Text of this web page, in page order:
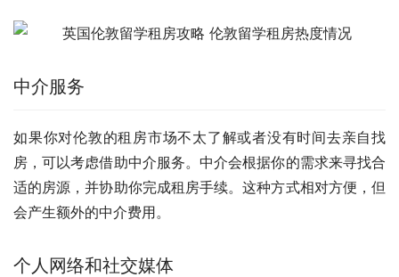
中介服务
如果你对伦敦的租房市场不太了解或者没有时间去亲自找
房，可以考虑借助中介服务。中介会根据你的需求来寻找合
适的房源，并协助你完成租房手续。这种方式相对方便，但
会产生额外的中介费用。
个人网络和社交媒体